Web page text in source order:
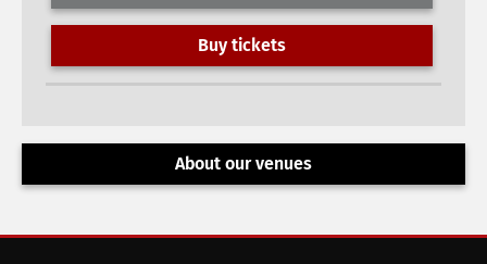
Buy tickets
About our venues